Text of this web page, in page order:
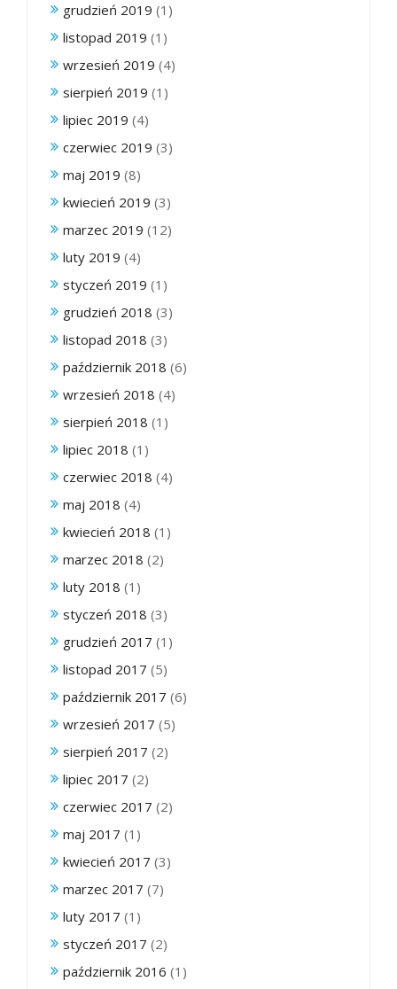
grudzień 2019 (1)
listopad 2019 (1)
wrzesień 2019 (4)
sierpień 2019 (1)
lipiec 2019 (4)
czerwiec 2019 (3)
maj 2019 (8)
kwiecień 2019 (3)
marzec 2019 (12)
luty 2019 (4)
styczeń 2019 (1)
grudzień 2018 (3)
listopad 2018 (3)
październik 2018 (6)
wrzesień 2018 (4)
sierpień 2018 (1)
lipiec 2018 (1)
czerwiec 2018 (4)
maj 2018 (4)
kwiecień 2018 (1)
marzec 2018 (2)
luty 2018 (1)
styczeń 2018 (3)
grudzień 2017 (1)
listopad 2017 (5)
październik 2017 (6)
wrzesień 2017 (5)
sierpień 2017 (2)
lipiec 2017 (2)
czerwiec 2017 (2)
maj 2017 (1)
kwiecień 2017 (3)
marzec 2017 (7)
luty 2017 (1)
styczeń 2017 (2)
październik 2016 (1)